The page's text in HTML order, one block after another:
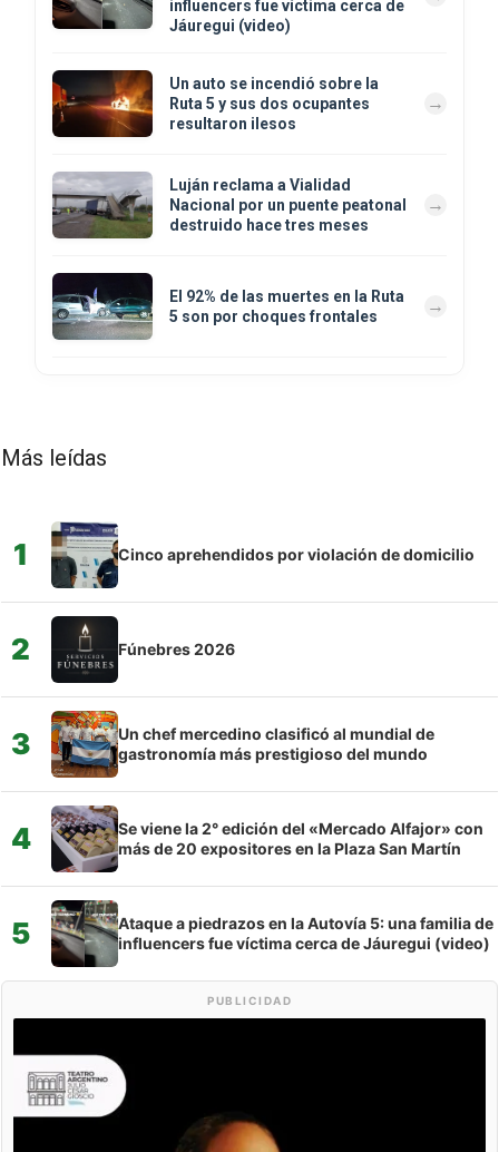
influencers fue víctima cerca de
Jáuregui (video)
Un auto se incendió sobre la
Ruta 5 y sus dos ocupantes
resultaron ilesos
Luján reclama a Vialidad
Nacional por un puente peatonal
destruido hace tres meses
El 92% de las muertes en la Ruta
5 son por choques frontales
Más leídas
1 Cinco aprehendidos por violación de domicilio
2 Fúnebres 2026
3
Un chef mercedino clasificó al mundial de
gastronomía más prestigioso del mundo
4
Se viene la 2° edición del «Mercado Alfajor» con
más de 20 expositores en la Plaza San Martín
5
Ataque a piedrazos en la Autovía 5: una familia de
influencers fue víctima cerca de Jáuregui (video)
PUBLICIDAD